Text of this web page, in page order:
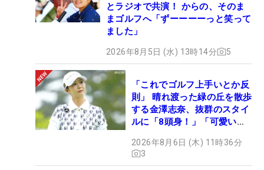
とラジオで共演！ からの、そのま
まゴルフへ「ずーーーーっと笑って
ました」
2026年8月5日 (水) 13時14分 5
「これでゴルフ上手いとか反
則」 晴れ渡った緑の丘を散歩
する金澤志奈、抜群のスタイ
ルに「8頭身！」「可愛いに
2026年8月6日 (木) 11時36分
3